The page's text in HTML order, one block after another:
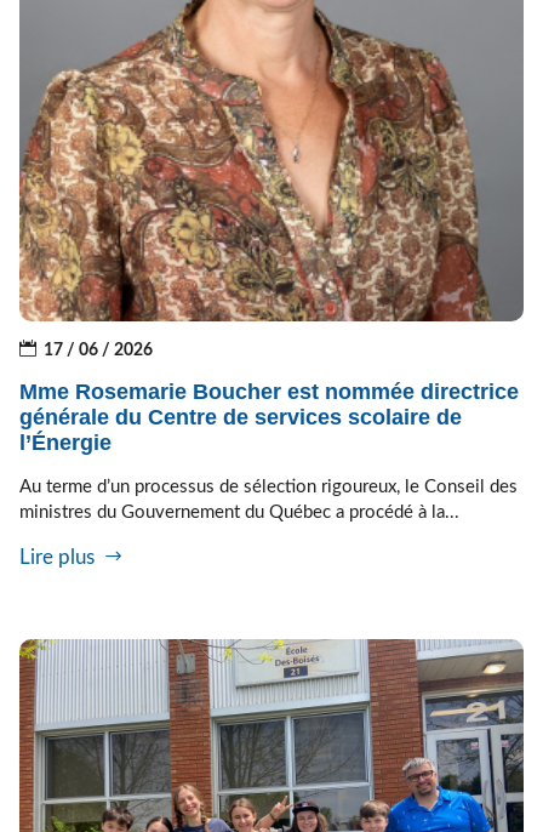
17 / 06 / 2026
Mme Rosemarie Boucher est nommée directrice
générale du Centre de services scolaire de
l’Énergie
Au terme d’un processus de sélection rigoureux, le Conseil des
ministres du Gouvernement du Québec a procédé à la...
Lire plus